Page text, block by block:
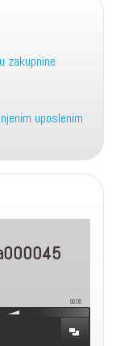
zakupnine
uposlenim
00:00